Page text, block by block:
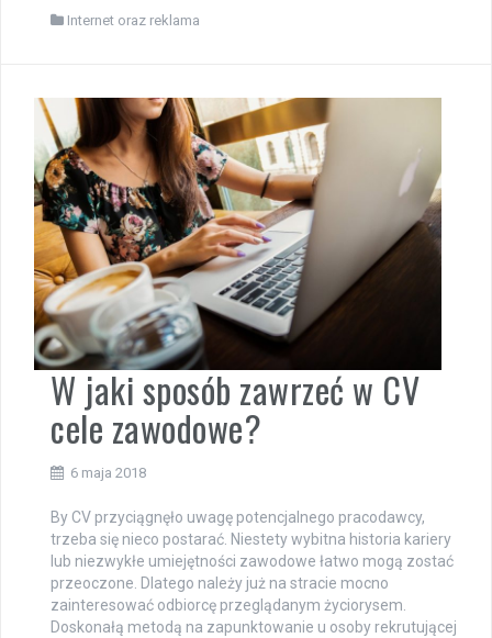
Internet oraz reklama
W jaki sposób zawrzeć w CV
cele zawodowe?
6 maja 2018
By CV przyciągnęło uwagę potencjalnego pracodawcy,
trzeba się nieco postarać. Niestety wybitna historia kariery
lub niezwykłe umiejętności zawodowe łatwo mogą zostać
przeoczone. Dlatego należy już na stracie mocno
zainteresować odbiorcę przeglądanym życiorysem.
Doskonałą metodą na zapunktowanie u osoby rekrutującej